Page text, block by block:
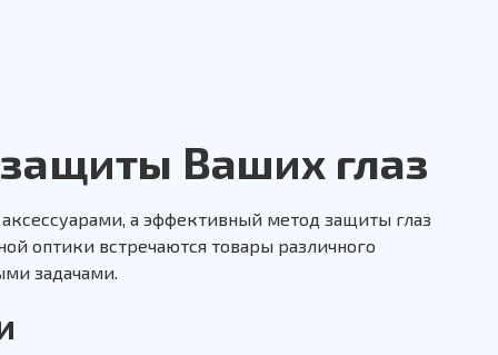
Ваших глаз
а эффективный метод защиты глаз
оптики встречаются товары различного
задачами.